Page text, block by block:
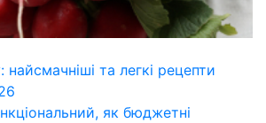
та легкі рецепти
як бюджетні